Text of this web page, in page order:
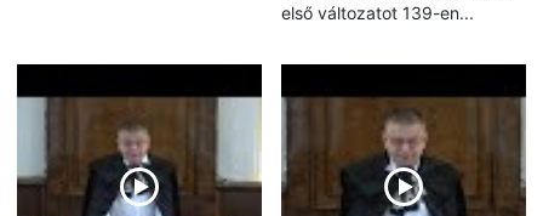
első változatot 139-en...